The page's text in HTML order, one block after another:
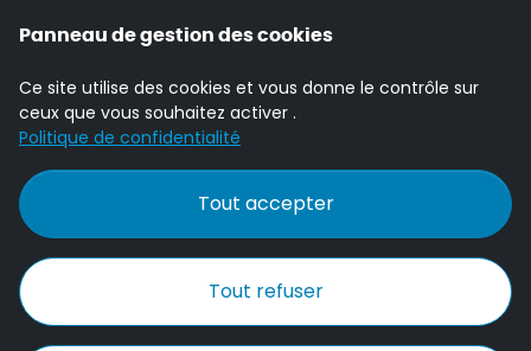
Panneau de gestion des cookies
Ce site utilise des cookies et vous donne le contrôle sur
ceux que vous souhaitez activer .
Politique de confidentialité
Tout accepter
Tout refuser